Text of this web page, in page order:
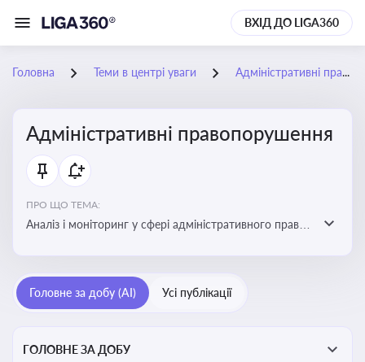
ВХІД ДО LIGA360
Головна Теми в центрі уваги Адміністративні правопорушення
Адміністративні правопорушення
ПРО ЩО ТЕМА:
Аналіз і моніторинг у сфері адміністративного права:
Головне за добу (AI) Усі публікації
ГОЛОВНЕ ЗА ДОБУ